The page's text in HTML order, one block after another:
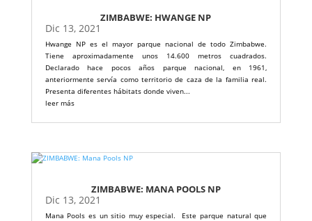
ZIMBABWE: HWANGE NP
Dic 13, 2021
Hwange NP es el mayor parque nacional de todo Zimbabwe.
Tiene aproximadamente unos 14.600 metros cuadrados.
Declarado hace pocos años parque nacional, en 1961,
anteriormente servía como territorio de caza de la familia real.
Presenta diferentes hábitats donde viven...
leer más
ZIMBABWE: MANA POOLS NP
Dic 13, 2021
Mana Pools es un sitio muy especial. Este parque natural que